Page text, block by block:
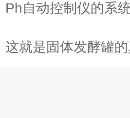
Ph自动控制仪的系
这就是固体发酵罐的真